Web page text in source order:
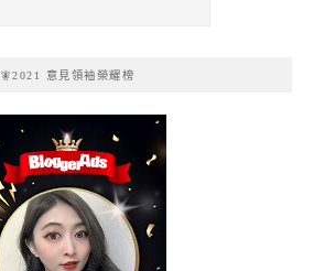
🧚2021 意見領袖榮耀榜